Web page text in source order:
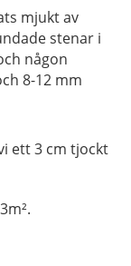
mjukt av
stenar i
någon
8-12 mm
ett 3 cm tjockt